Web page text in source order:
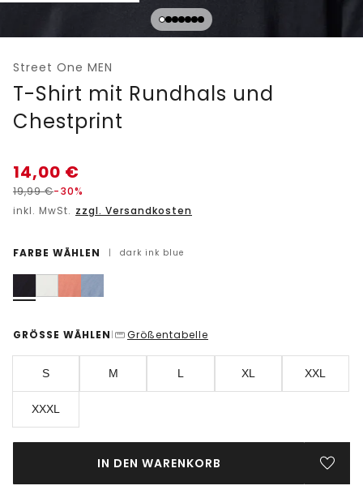
Street One MEN
T-Shirt mit Rundhals und
Chestprint
14,00 €
19,99€-30%
inkl. MwSt. zzgl. Versandkosten
FARBE WÄHLEN | dark ink blue
GRÖSSE WÄHLEN | Größentabelle
S M L XL XXL
XXXL
IN DEN WARENKORB